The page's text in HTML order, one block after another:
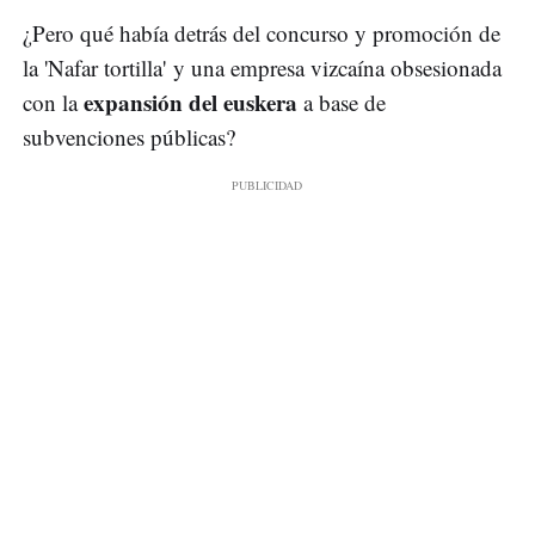
¿Pero qué había detrás del concurso y promoción de
la 'Nafar tortilla' y una empresa vizcaína obsesionada
con laexpansión del euskera a base de
subvenciones públicas?